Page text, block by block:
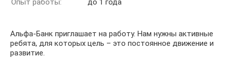
Опыт работы:
до 1 года
Альфа-Банк приглашает на работу. Нам нужны активные
ребята, для которых цель – это постоянное движение и
развитие.